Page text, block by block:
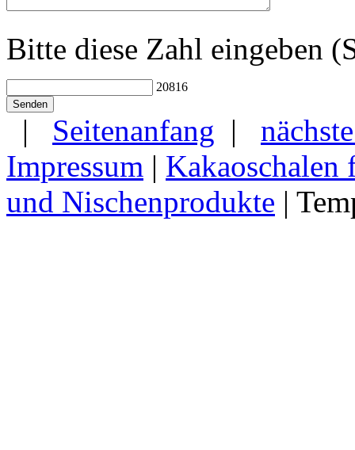
Bitte diese Zahl eingeben
20816
| Seitenanfang |
Impressum | Kakaoschalen
und Nischenprodukte |